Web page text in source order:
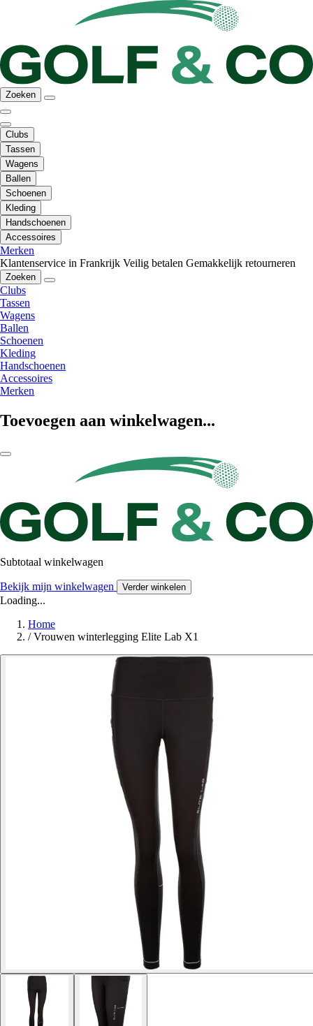
Zoeken
Clubs
Tassen
Wagens
Ballen
Schoenen
Kleding
Handschoenen
Accessoires
Merken
Klantenservice in Frankrijk Veilig betalen Gemakkelijk retourneren
Zoeken
Clubs
Tassen
Wagens
Ballen
Schoenen
Kleding
Handschoenen
Accessoires
Merken
Toevoegen aan winkelwagen...
Subtotaal winkelwagen
Bekijk mijn winkelwagen Verder winkelen
Loading...
Home
/ Vrouwen winterlegging Elite Lab X1